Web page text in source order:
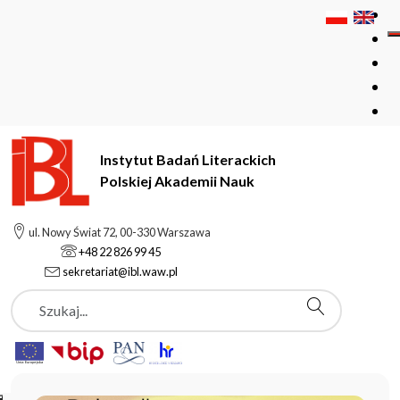
Instytut Badań Literackich
Polskiej Akademii Nauk
ul. Nowy Świat 72, 00-330 Warszawa
+48 22 826 99 45
sekretariat@ibl.waw.pl
Szukaj
Instytut Badań Literackich Polskiej Akademii Nauk
Aktualności